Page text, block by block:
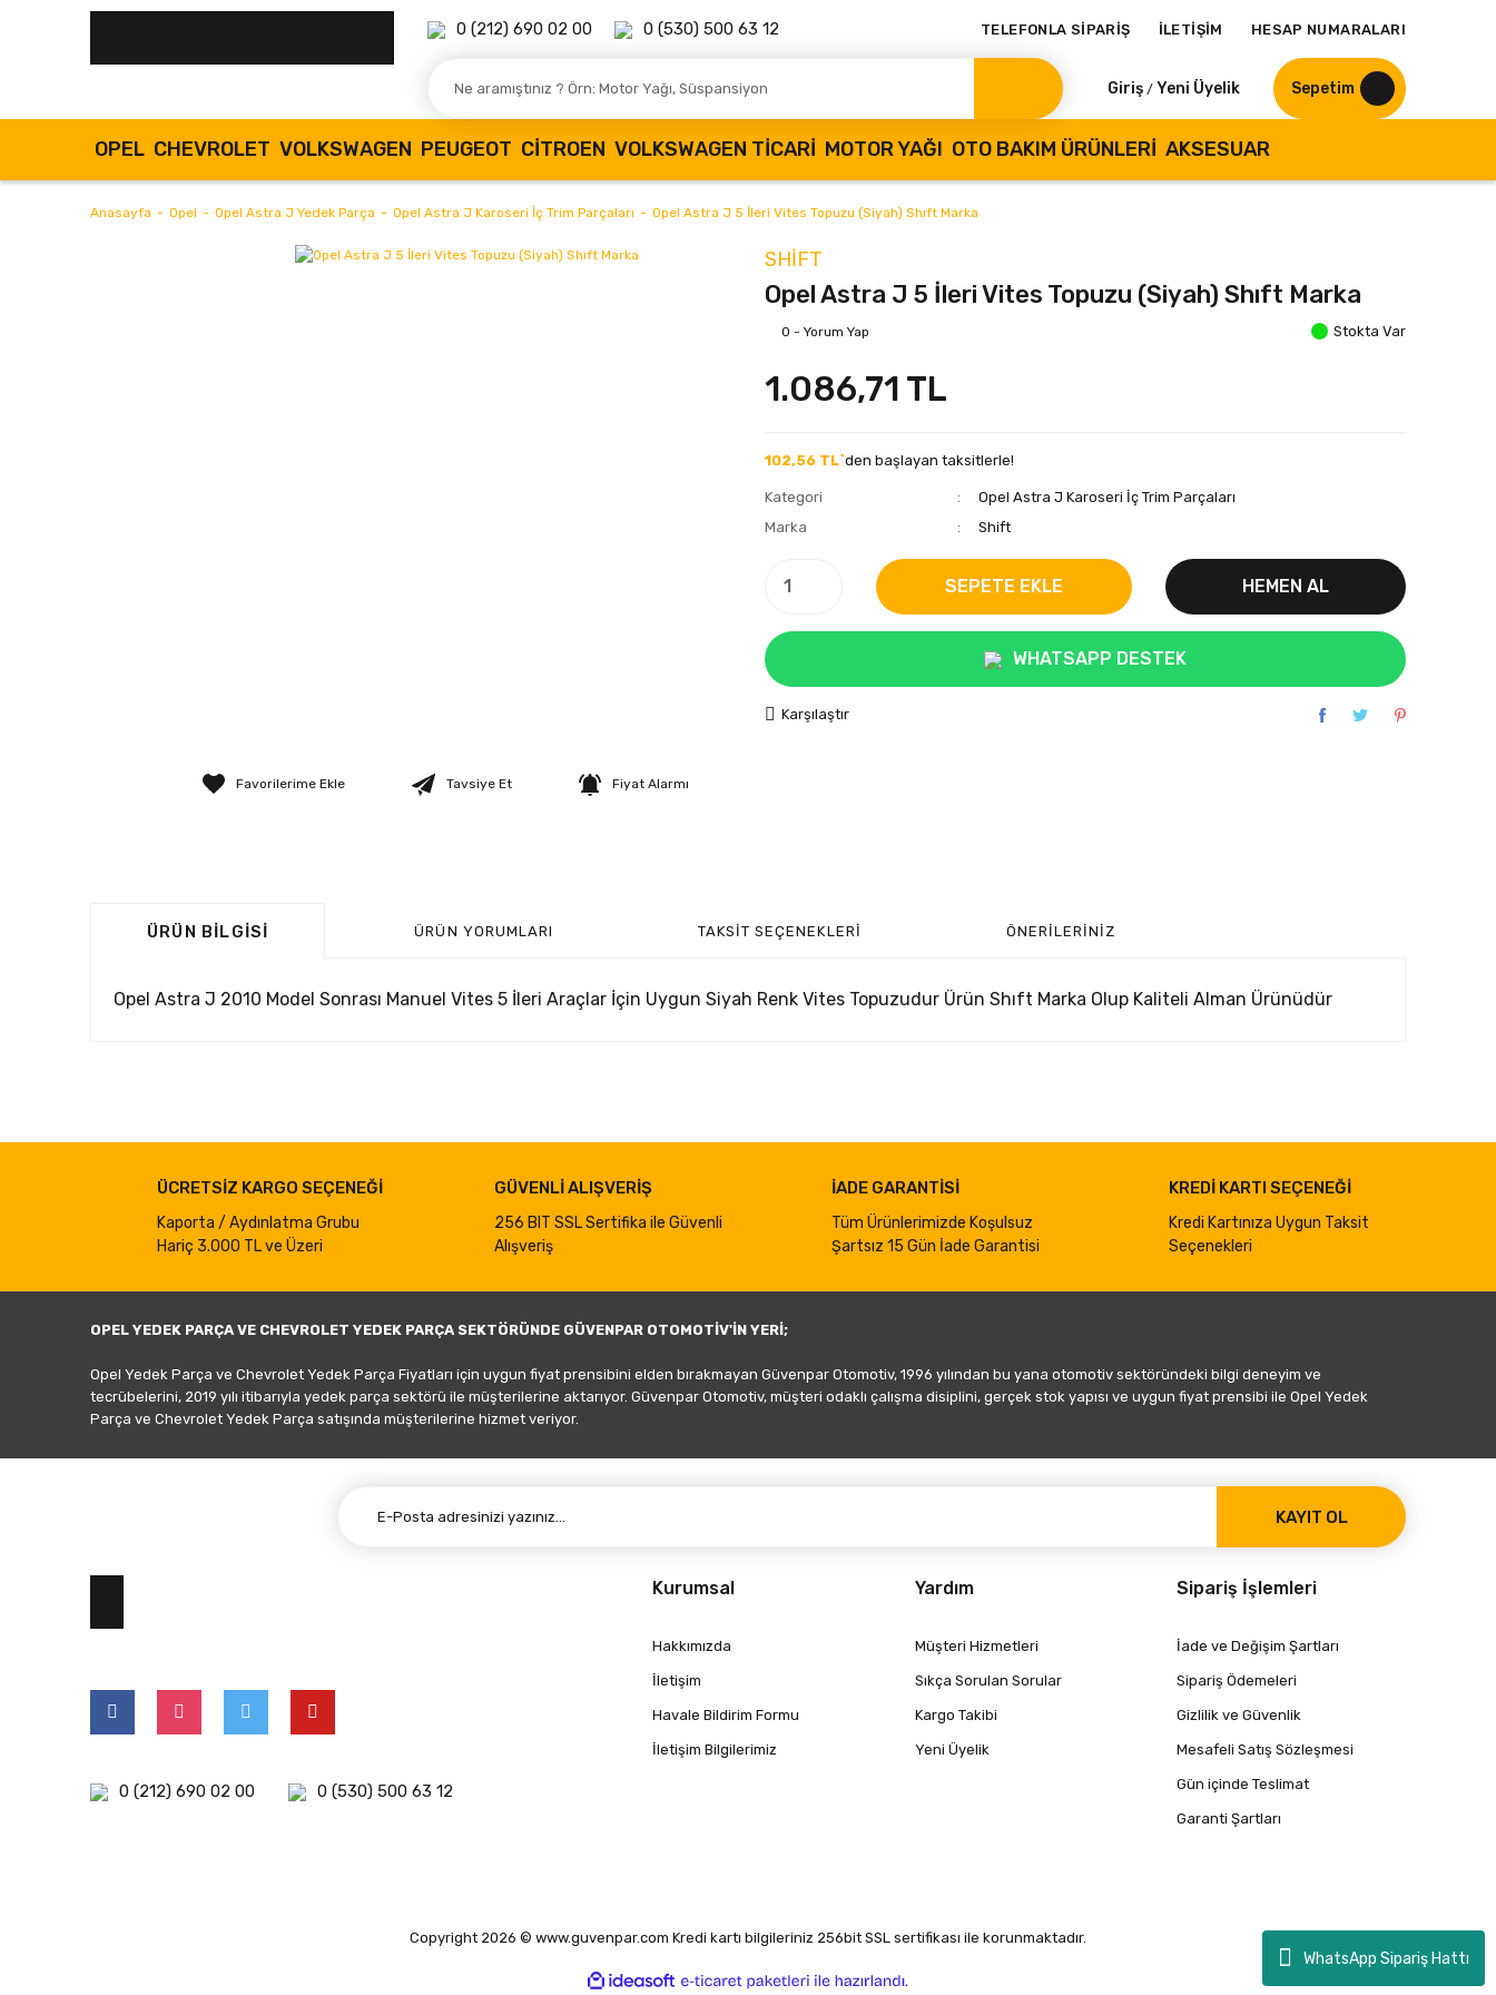
WhatsApp Sipariş Hattı
0 (212) 690 02 00 0 (530) 500 63 12 TELEFONLA SİPARİŞ İLETİŞİM HESAP NUMARALARI
Giriş / Yeni Üyelik Sepetim
OPEL CHEVROLET VOLKSWAGEN PEUGEOT CITROEN VOLKSWAGEN TICARI MOTOR YAĞI OTO BAKIM ÜRÜNLERI AKSESUAR
Anasayfa Opel Opel Astra J Yedek Parça Opel Astra J Karoseri İç Trim Parçaları Opel Astra J 5 İleri Vites Topuzu (Siyah) Shıft Marka
Tavsiye Et Fiyat Alarmı
SHIFT
Opel Astra J 5 İleri Vites Topuzu (Siyah) Shıft Marka
0 - Yorum Yap Stokta Var
1.086,71 TL
102,56 TL`den başlayan taksitlerle!
Kategori
Opel Astra J Karoseri İç Trim Parçaları
Marka
Shift
SEPETE EKLE HEMEN AL
WHATSAPP DESTEK
Karşılaştır
ÜRÜN BILGISI ÜRÜN YORUMLARI TAKSIT SEÇENEKLERI ÖNERILERINIZ
Opel Astra J 2010 Model Sonrası Manuel Vites 5 İleri Araçlar İçin Uygun Siyah Renk Vites Topuzudur Ürün Shıft Marka Olup Kaliteli Alman Ürünüdür
Ürün açıklamasında eksik bilgiler bulunuyor.
Ürün bilgilerinde hatalar bulunuyor.
Ürün fiyatı diğer sitelerden daha pahalı.
ÜCRETSİZ KARGO SEÇENEĞİ
Kaporta / Aydınlatma Grubu
Hariç 3.000 TL ve Üzeri
GÜVENLİ ALIŞVERİŞ
256 BIT SSL Sertifika ile Güvenli
Alışveriş
İADE GARANTİSİ
Tüm Ürünlerimizde Koşulsuz
Şartsız 15 Gün İade Garantisi
KREDİ KARTI SEÇENEĞİ
Kredi Kartınıza Uygun Taksit
Seçenekleri
OPEL YEDEK PARÇA VE CHEVROLET YEDEK PARÇA SEKTÖRÜNDE GÜVENPAR OTOMOTİV'İN YERİ;
Opel Yedek Parça ve Chevrolet Yedek Parça Fiyatları için uygun fiyat prensibini elden bırakmayan Güvenpar Otomotiv, 1996 yılından bu yana otomotiv sektöründeki bilgi deneyim ve
tecrübelerini, 2019 yılı itibarıyla yedek parça sektörü ile müşterilerine aktarıyor. Güvenpar Otomotiv, müşteri odaklı çalışma disiplini, gerçek stok yapısı ve uygun fiyat prensibi ile Opel Yedek
Parça ve Chevrolet Yedek Parça satışında müşterilerine hizmet veriyor.
KAYIT OL
0 (212) 690 02 00 0 (530) 500 63 12
Kurumsal
Hakkımızda
İletişim
Havale Bildirim Formu
İletişim Bilgilerimiz
Yardım
Müşteri Hizmetleri
Sıkça Sorulan Sorular
Kargo Takibi
Yeni Üyelik
Sipariş İşlemleri
İade ve Değişim Şartları
Sipariş Ödemeleri
Gizlilik ve Güvenlik
Mesafeli Satış Sözleşmesi
Gün içinde Teslimat
Garanti Şartları
Copyright 2026 © www.guvenpar.com Kredi kartı bilgileriniz 256bit SSL sertifikası ile korunmaktadır.
ideasoft
e-